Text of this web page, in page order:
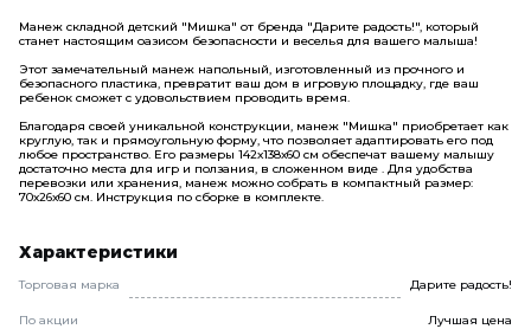
Манеж складной детский "Мишка" от бренда "Дарите радость!", который
станет настоящим оазисом безопасности и веселья для вашего малыша!
Этот замечательный манеж напольный, изготовленный из прочного и
безопасного пластика, превратит ваш дом в игровую площадку, где ваш
ребенок сможет с удовольствием проводить время.
Благодаря своей уникальной конструкции, манеж "Мишка" приобретает как
круглую, так и прямоугольную форму, что позволяет адаптировать его под
любое пространство. Его размеры 142х138х60 см обеспечат вашему малышу
достаточно места для игр и ползания, в сложенном виде . Для удобства
перевозки или хранения, манеж можно собрать в компактный размер:
70х26х60 см. Инструкция по сборке в комплекте.
Характеристики
Торговая марка Дарите радость!
По акции Лучшая цена